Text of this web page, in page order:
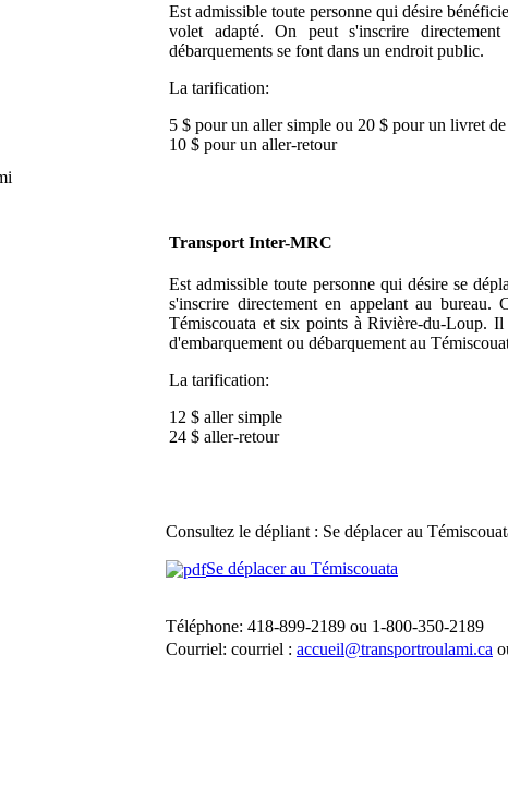
Est admissible toute personne qui désire
volet adapté. On peut s'inscrire
débarquements se font dans un endroit public.
La tarification:
5 $ pour un aller simple ou 20 $ pour un livret
10 $ pour un aller-retour
Transport Inter-MRC
Est admissible toute personne qui désire se
s'inscrire directement en appelant au bureau.
Témiscouata et six points à Rivière-du-Loup.
d'embarquement ou débarquement au
La tarification:
12 $ aller simple
24 $ aller-retour
Consultez le dépliant : Se déplacer au
Se déplacer au Témiscouata
Téléphone: 418-899-2189 ou 1-800-350-2189
Courriel: courriel : accueil@transportroulami.ca